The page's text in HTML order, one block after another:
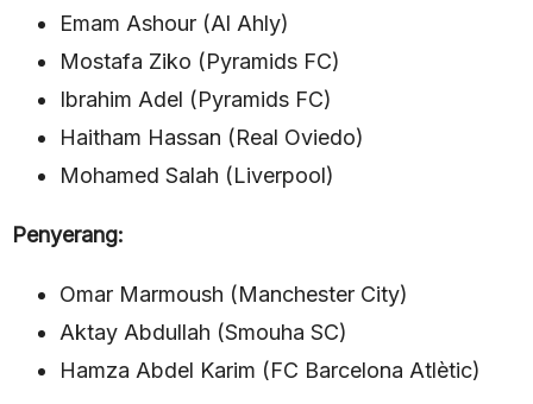
Emam Ashour (Al Ahly)
Mostafa Ziko (Pyramids FC)
Ibrahim Adel (Pyramids FC)
Haitham Hassan (Real Oviedo)
Mohamed Salah (Liverpool)
Penyerang:
Omar Marmoush (Manchester City)
Aktay Abdullah (Smouha SC)
Hamza Abdel Karim (FC Barcelona Atlètic)